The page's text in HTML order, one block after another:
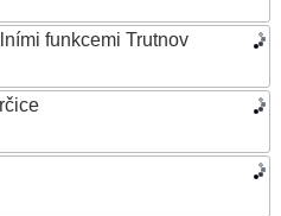
funkcemi Trutnov